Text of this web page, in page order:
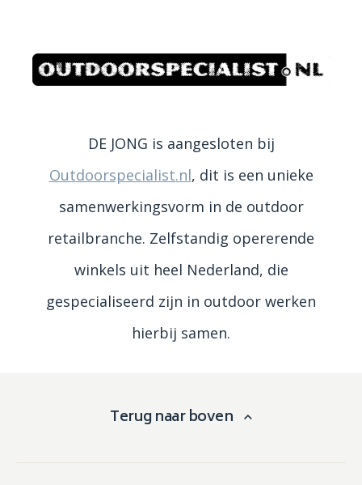
DE JONG is aangesloten bij
Outdoorspecialist.nl, dit is een unieke
samenwerkingsvorm in de outdoor
retailbranche. Zelfstandig opererende
winkels uit heel Nederland, die
gespecialiseerd zijn in outdoor werken
hierbij samen.
Terug naar boven